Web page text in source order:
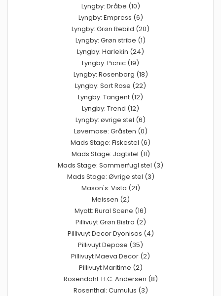
Lyngby: Dråbe (10)
Lyngby: Empress (6)
Lyngby: Grøn Rebild (20)
Lyngby: Grøn stribe (1)
Lyngby: Harlekin (24)
Lyngby: Picnic (19)
Lyngby: Rosenborg (18)
Lyngby: Sort Rose (22)
Lyngby: Tangent (12)
Lyngby: Trend (12)
Lyngby: øvrige stel (6)
Løvemose: Gråsten (0)
Mads Stage: Fiskestel (6)
Mads Stage: Jagtstel (11)
Mads Stage: Sommerfugl stel (3)
Mads Stage: Øvrige stel (3)
Mason's: Vista (21)
Meissen (2)
Myott: Rural Scene (16)
Pillivuyt Grøn Bistro (2)
Pillivuyt Decor Dyonisos (4)
Pillivuyt Depose (35)
Pillivuyt Maeva Decor (2)
Pillivuyt Maritime (2)
Rosendahl: H.C. Andersen (8)
Rosenthal: Cumulus (3)